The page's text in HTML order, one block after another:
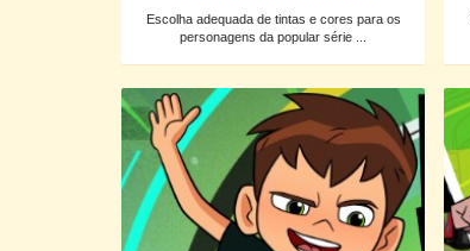
Escolha adequada de tintas e cores para os
personagens da popular série ...